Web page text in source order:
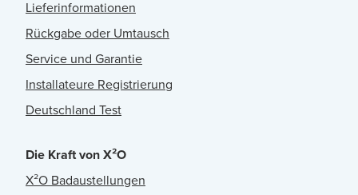
Lieferinformationen
Rückgabe oder Umtausch
Service und Garantie
Installateure Registrierung
Deutschland Test
Die Kraft von X²O
X²O Badaustellungen